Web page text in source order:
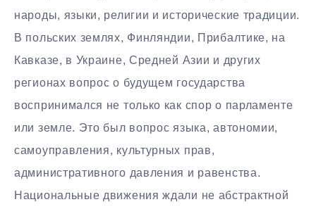
народы, языки, религии и исторические традиции.
В польских землях, Финляндии, Прибалтике, на
Кавказе, в Украине, Средней Азии и других
регионах вопрос о будущем государства
воспринимался не только как спор о парламенте
или земле. Это был вопрос языка, автономии,
самоуправления, культурных прав,
административного давления и равенства.
Национальные движения ждали не абстрактной